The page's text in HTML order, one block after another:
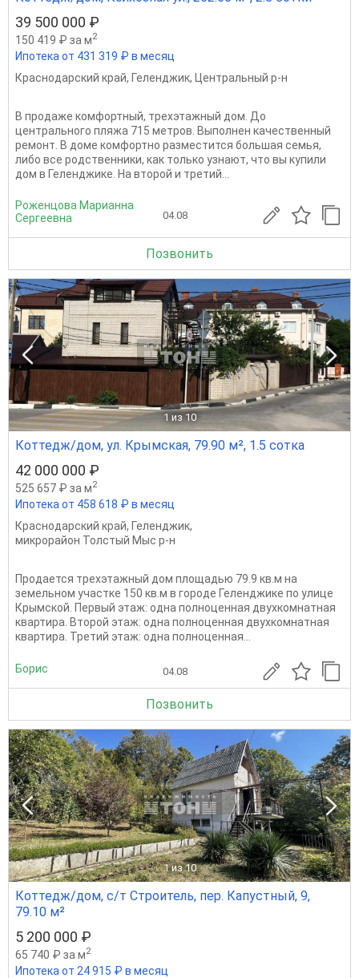
39 500 000 ₽
150 419 ₽ за м2
Ипотека от 431 319 ₽ в месяц
Краснодарский край, Геленджик, Центральный р-н
В продаже комфортный, трехэтажный дом. До
центрального пляжа 715 метров. Выполнен качественный
ремонт. В доме комфортно разместится большая семья,
либо все родственники, как только узнают, что вы купили
дом в Геленджике. На второй и третий...
Роженцова Марианна
Сергеевна
04.08
Позвонить
1 из 10
Коттедж/дом, ул. Крымская, 79.90 м², 1.5 сотка
42 000 000 ₽
525 657 ₽ за м2
Ипотека от 458 618 ₽ в месяц
Краснодарский край, Геленджик,
микрорайон Толстый Мыс р-н
Продается трехэтажный дом площадью 79.9 кв.м на
земельном участке 150 кв.м в городе Геленджике по улице
Крымской. Первый этаж: одна полноценная двухкомнатная
квартира. Второй этаж: одна полноценная двухкомнатная
квартира. Третий этаж: одна полноценная...
Борис 04.08
Позвонить
1 из 10
Коттедж/дом, с/т Строитель, пер. Капустный, 9,
79.10 м²
5 200 000 ₽
65 740 ₽ за м2
Ипотека от 24 915 ₽ в месяц